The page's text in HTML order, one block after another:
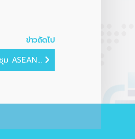
ข่าวถัดไป
ASEAN...